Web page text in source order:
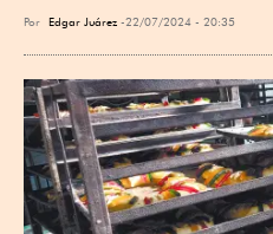
Por Edgar Juárez 22/07/2024 - 20:35